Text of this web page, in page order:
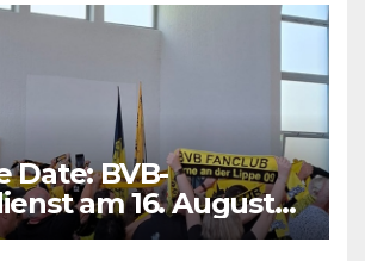
Date: BVB-
am 16. August